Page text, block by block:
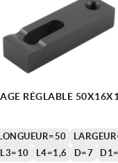
RÉGLABLE
LONGUEUR=50
L3=10 L4=1,6 D=7